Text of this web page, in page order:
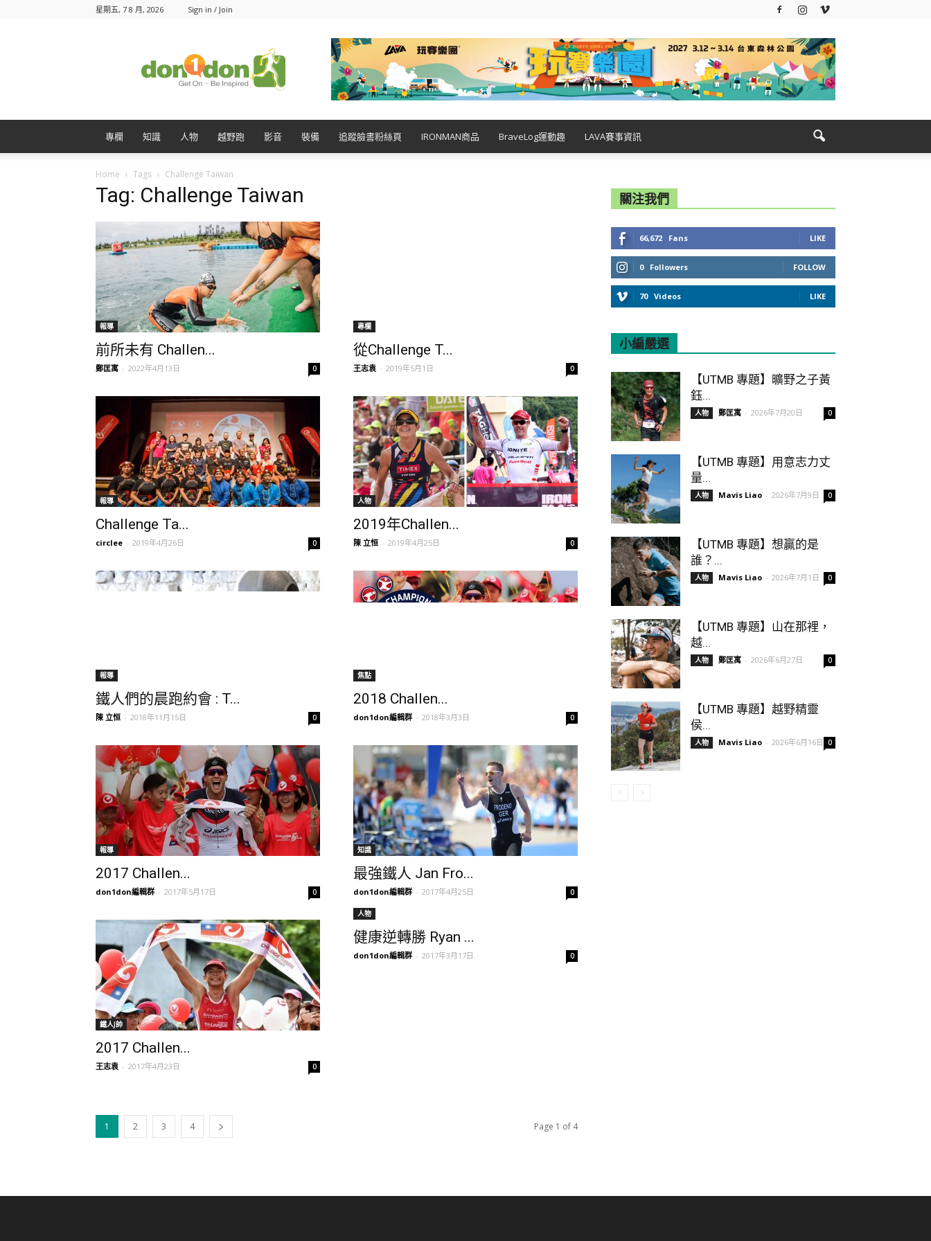
星期五, 7 8 月, 2026 Sign in / Join
專欄 知識 人物 越野跑 影音 裝備 追蹤臉書粉絲頁 IRONMAN商品 BraveLog運動趣 LAVA賽事資訊
Home Tags Challenge Taiwan
Tag: Challenge Taiwan
報導
前所未有 Challen...
鄭匡寓 - 2022年4月13日 0
專欄
從Challenge T...
王志袁 - 2019年5月1日 0
報導
Challenge Ta...
circlee - 2019年4月26日 0
人物
2019年Challen...
陳 立恒 - 2019年4月25日 0
報導
鐵人們的晨跑約會 : T...
陳 立恒 - 2018年11月15日 0
焦點
2018 Challen...
don1don編輯群 - 2018年3月3日 0
報導
2017 Challen...
don1don編輯群 - 2017年5月17日 0
知識
最強鐵人 Jan Fro...
don1don編輯群 - 2017年4月25日 0
鐵人J帥
2017 Challen...
王志袁 - 2017年4月23日 0
人物
健康逆轉勝 Ryan ...
don1don編輯群 - 2017年3月17日 0
1 2 3 4 Page 1 of 4
關注我們
66,672 Fans LIKE
0 Followers FOLLOW
70 Videos LIKE
小編嚴選
【UTMB 專題】曠野之子黃
鈺...
人物 鄭匡寓 - 2026年7月20日 0
【UTMB 專題】用意志力丈
量...
人物 Mavis Liao - 2026年7月9日 0
【UTMB 專題】想贏的是
誰？...
人物 Mavis Liao - 2026年7月1日 0
【UTMB 專題】山在那裡，
越...
人物 鄭匡寓 - 2026年6月27日 0
【UTMB 專題】越野精靈
侯...
人物 Mavis Liao - 2026年6月16日 0